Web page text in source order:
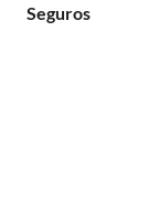
Seguros